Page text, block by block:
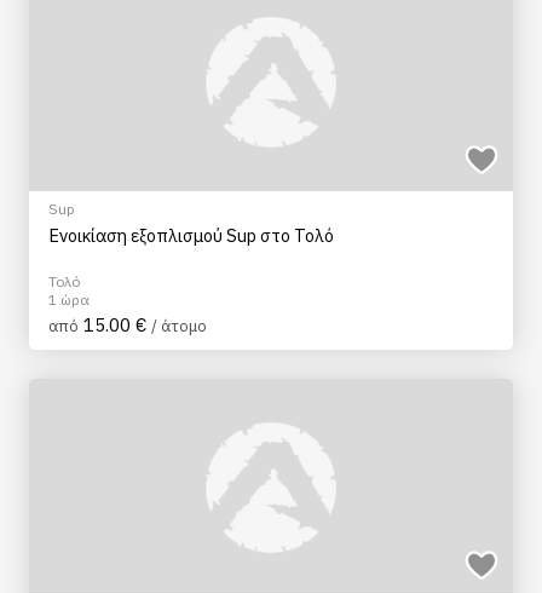
Sup
Ενοικίαση εξοπλισμού Sup στο Τολό
Τολό
1 ώρα
από 15.00 € / άτομο